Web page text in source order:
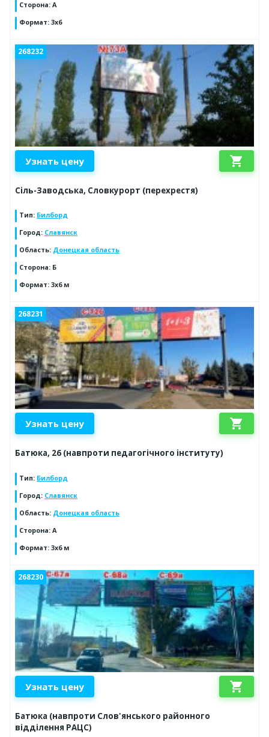
Сторона: А
Формат: 3х6
268232
Узнать цену shopping_cart
Сіль-Заводська, Словкурорт (перехрестя)
Тип: Билборд
Город: Славянск
Область: Донецкая область
Сторона: Б
Формат: 3х6 м
268231
Узнать цену shopping_cart
Батюка, 26 (навпроти педагогічного інституту)
Тип: Билборд
Город: Славянск
Область: Донецкая область
Сторона: А
Формат: 3х6 м
268230
Узнать цену shopping_cart
Батюка (навпроти Слов'янського районного
відділення РАЦС)